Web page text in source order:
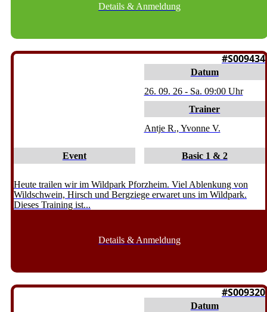
Details & Anmeldung
#S009434
PFORZHEIM
Datum
26. 09. 26 - Sa. 09:00 Uhr
Trainer
Antje R., Yvonne V.
Event Basic 1 & 2
Heute trailen wir im Wildpark Pforzheim. Viel Ablenkung von
Wildschwein, Hirsch und Bergziege erwaret uns im Wildpark.
Dieses Training ist...
Details & Anmeldung
#S009320
MÄGERKINGEN
Datum